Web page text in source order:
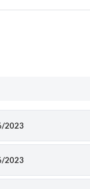
2023
2023